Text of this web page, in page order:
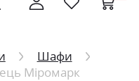
Шафи
Міромарк